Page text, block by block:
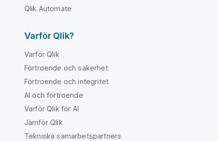
Qlik Automate
Varför Qlik?
Varför Qlik
Förtroende och säkerhet
Förtroende och integritet
AI och förtroende
Varför Qlik för AI
Jämför Qlik
Tekniska samarbetspartners